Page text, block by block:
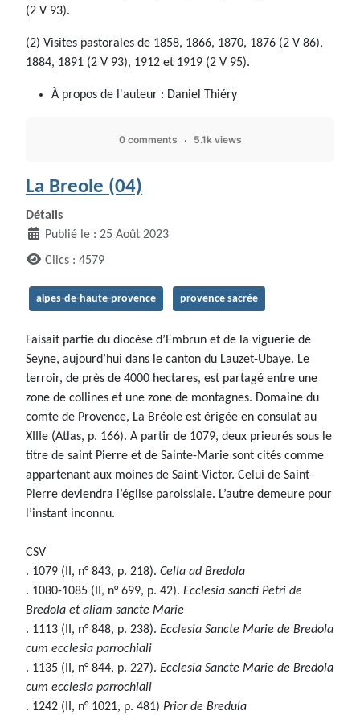
(2 V 93).
(2) Visites pastorales de 1858, 1866, 1870, 1876 (2 V 86),
1884, 1891 (2 V 93), 1912 et 1919 (2 V 95).
À propos de l'auteur : Daniel Thiéry
0 comments 5.1k views
La Breole (04)
Détails
Publié le : 25 Août 2023
Clics : 4579
alpes-de-haute-provence provence sacrée
Faisait partie du diocèse d’Embrun et de la viguerie de
Seyne, aujourd’hui dans le canton du Lauzet-Ubaye. Le
terroir, de près de 4000 hectares, est partagé entre une
zone de collines et une zone de montagnes. Domaine du
comte de Provence, La Bréole est érigée en consulat au
XIIIe (Atlas, p. 166). A partir de 1079, deux prieurés sous le
titre de saint Pierre et de Sainte-Marie sont cités comme
appartenant aux moines de Saint-Victor. Celui de Saint-
Pierre deviendra l’église paroissiale. L’autre demeure pour
l’instant inconnu.
CSV
. 1079 (II, n° 843, p. 218). Cella ad Bredola
. 1080-1085 (II, n° 699, p. 42). Ecclesia sancti Petri de
Bredola et aliam sancte Marie
. 1113 (II, n° 848, p. 238). Ecclesia Sancte Marie de Bredola
cum ecclesia parrochiali
. 1135 (II, n° 844, p. 227). Ecclesia Sancte Marie de Bredola
cum ecclesia parrochiali
. 1242 (II, n° 1021, p. 481) Prior de Bredula